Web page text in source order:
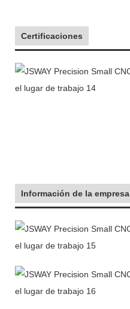
Certificaciones
Información de la empresa